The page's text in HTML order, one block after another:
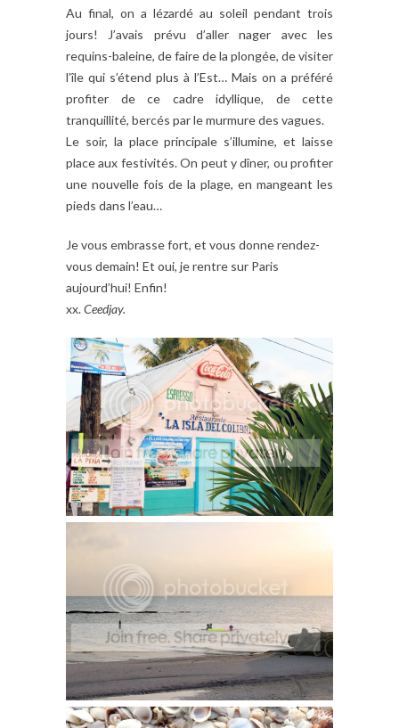
Au final, on a lézardé au soleil pendant trois
jours! J’avais prévu d’aller nager avec les
requins-baleine, de faire de la plongée, de visiter
l’île qui s’étend plus à l’Est… Mais on a préféré
profiter de ce cadre idyllique, de cette
tranquillité, bercés par le murmure des vagues.
Le soir, la place principale s’illumine, et laisse
place aux festivités. On peut y dîner, ou profiter
une nouvelle fois de la plage, en mangeant les
pieds dans l’eau…
Je vous embrasse fort, et vous donne rendez-
vous demain! Et oui, je rentre sur Paris
aujourd’hui! Enfin!
xx.Ceedjay.